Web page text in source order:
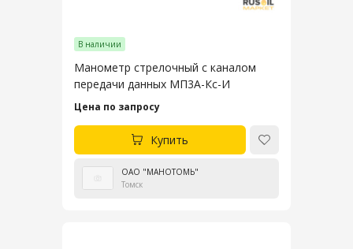
В наличии
Манометр стрелочный с каналом
передачи данных МП3А-Кс-И
Цена по запросу
Купить
ОАО "МАНОТОМЬ"
Томск